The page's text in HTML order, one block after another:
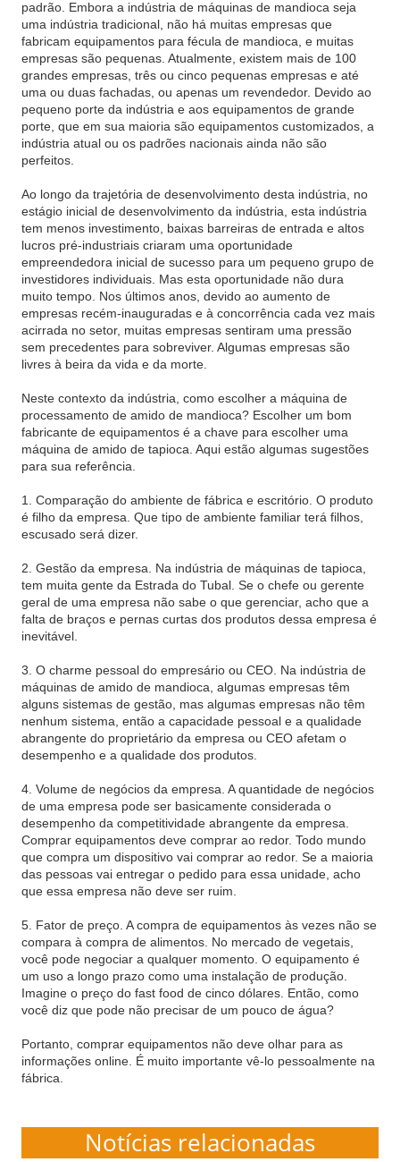
padrão. Embora a indústria de máquinas de mandioca seja
uma indústria tradicional, não há muitas empresas que
fabricam equipamentos para fécula de mandioca, e muitas
empresas são pequenas. Atualmente, existem mais de 100
grandes empresas, três ou cinco pequenas empresas e até
uma ou duas fachadas, ou apenas um revendedor. Devido ao
pequeno porte da indústria e aos equipamentos de grande
porte, que em sua maioria são equipamentos customizados, a
indústria atual ou os padrões nacionais ainda não são
perfeitos.
Ao longo da trajetória de desenvolvimento desta indústria, no
estágio inicial de desenvolvimento da indústria, esta indústria
tem menos investimento, baixas barreiras de entrada e altos
lucros pré-industriais criaram uma oportunidade
empreendedora inicial de sucesso para um pequeno grupo de
investidores individuais. Mas esta oportunidade não dura
muito tempo. Nos últimos anos, devido ao aumento de
empresas recém-inauguradas e à concorrência cada vez mais
acirrada no setor, muitas empresas sentiram uma pressão
sem precedentes para sobreviver. Algumas empresas são
livres à beira da vida e da morte.
Neste contexto da indústria, como escolher a máquina de
processamento de amido de mandioca? Escolher um bom
fabricante de equipamentos é a chave para escolher uma
máquina de amido de tapioca. Aqui estão algumas sugestões
para sua referência.
1. Comparação do ambiente de fábrica e escritório. O produto
é filho da empresa. Que tipo de ambiente familiar terá filhos,
escusado será dizer.
2. Gestão da empresa. Na indústria de máquinas de tapioca,
tem muita gente da Estrada do Tubal. Se o chefe ou gerente
geral de uma empresa não sabe o que gerenciar, acho que a
falta de braços e pernas curtas dos produtos dessa empresa é
inevitável.
3. O charme pessoal do empresário ou CEO. Na indústria de
máquinas de amido de mandioca, algumas empresas têm
alguns sistemas de gestão, mas algumas empresas não têm
nenhum sistema, então a capacidade pessoal e a qualidade
abrangente do proprietário da empresa ou CEO afetam o
desempenho e a qualidade dos produtos.
4. Volume de negócios da empresa. A quantidade de negócios
de uma empresa pode ser basicamente considerada o
desempenho da competitividade abrangente da empresa.
Comprar equipamentos deve comprar ao redor. Todo mundo
que compra um dispositivo vai comprar ao redor. Se a maioria
das pessoas vai entregar o pedido para essa unidade, acho
que essa empresa não deve ser ruim.
5. Fator de preço. A compra de equipamentos às vezes não se
compara à compra de alimentos. No mercado de vegetais,
você pode negociar a qualquer momento. O equipamento é
um uso a longo prazo como uma instalação de produção.
Imagine o preço do fast food de cinco dólares. Então, como
você diz que pode não precisar de um pouco de água?
Portanto, comprar equipamentos não deve olhar para as
informações online. É muito importante vê-lo pessoalmente na
fábrica.
Notícias relacionadas